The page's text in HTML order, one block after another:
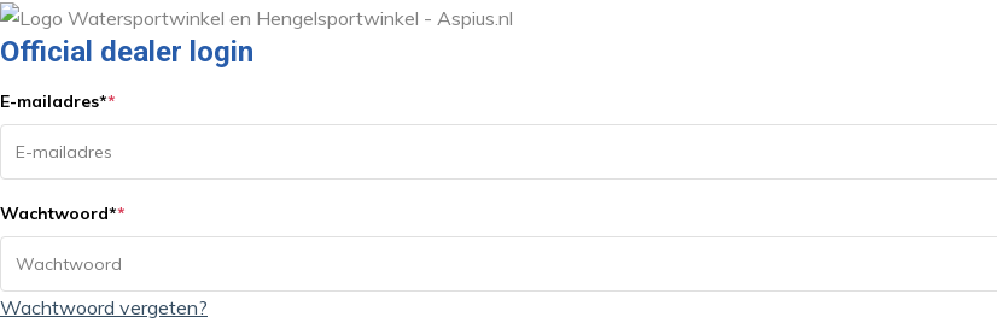
Official dealer login
E-mailadres**
Wachtwoord**
Wachtwoord vergeten?